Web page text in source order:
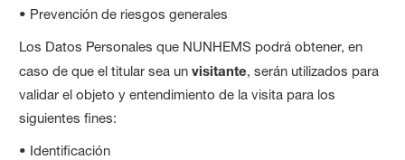
• Prevención de riesgos generales
Los Datos Personales que NUNHEMS podrá obtener, en
caso de que el titular sea un visitante, serán utilizados para
validar el objeto y entendimiento de la visita para los
siguientes fines:
• Identificación